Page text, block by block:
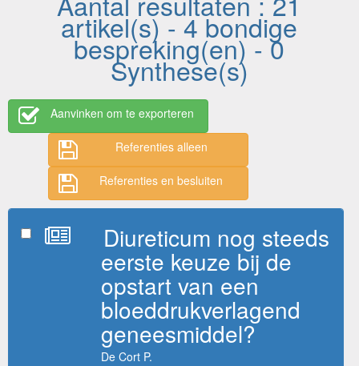
artikel(s) - 4 bondige
bespreking(en) - 0
Synthese(s)
Aanvinken om te exporteren
Referenties alleen
Referenties en besluiten
Diureticum nog steeds
eerste keuze bij de
opstart van een
bloeddrukverlagend
geneesmiddel?
De Cort P.